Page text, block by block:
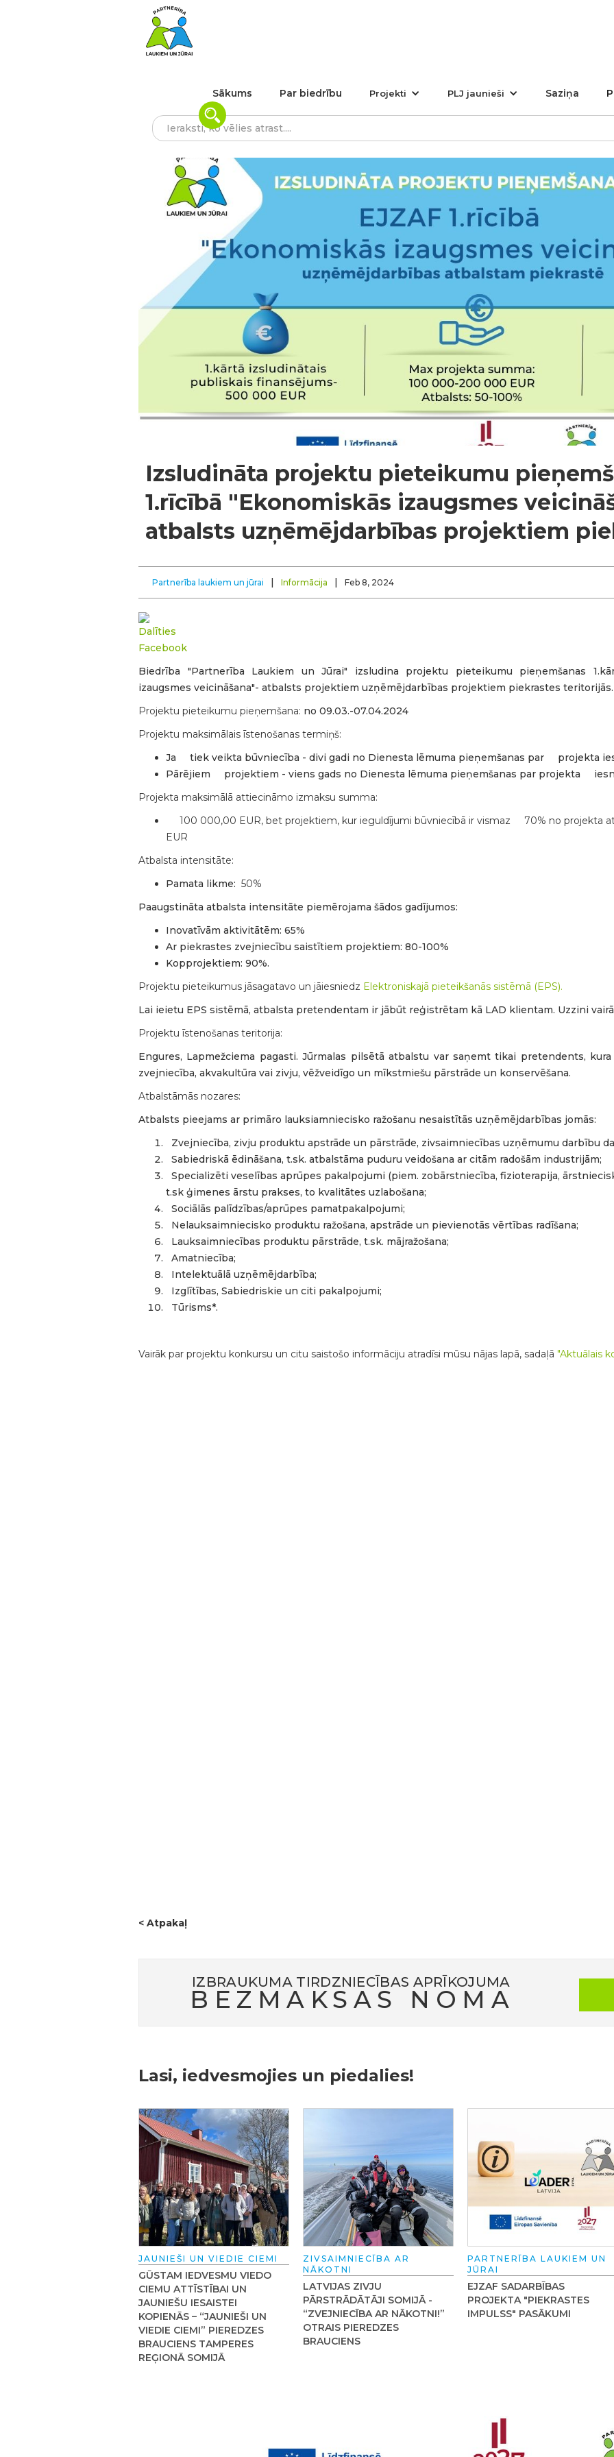
Sākums Par biedrību Projekti PLJ jaunieši Saziņa
Izsludināta projektu pieteikumu
1.rīcībā "Ekonomiskās izaugsmes
atbalsts uzņēmējdarbības projektiem
Partnerība laukiem un jūrai | Informācija | Feb 8, 2024
Biedrība "Partnerība Laukiem un Jūrai" izsludina projektu pieteikumu pieņemšanas
izaugsmes veicināšana"- atbalsts projektiem uzņēmējdarbības projektiem piekrastes teritorijās.
Projektu pieteikumu pieņemšana: no 09.03.-07.04.2024
Projektu maksimālais īstenošanas termiņš:
Ja tiek veikta būvniecība - divi gadi no Dienesta lēmuma pieņemšanas par projekta
Pārējiem projektiem - viens gads no Dienesta lēmuma pieņemšanas par projekta
Projekta maksimālā attiecināmo izmaksu summa:
100 000,00 EUR, bet projektiem, kur ieguldījumi būvniecībā ir vismaz 70% no projekta
EUR
Atbalsta intensitāte:
Pamata likme: 50%
Paaugstināta atbalsta intensitāte piemērojama šādos gadījumos:
Inovatīvām aktivitātēm: 65%
Ar piekrastes zvejniecību saistītiem projektiem: 80-100%
Kopprojektiem: 90%.
Projektu pieteikumus jāsagatavo un jāiesniedz Elektroniskajā pieteikšanās sistēmā (EPS).
Lai ieietu EPS sistēmā, atbalsta pretendentam ir jābūt reģistrētam kā LAD klientam. Uzzini
Projektu īstenošanas teritorija:
Engures, Lapmežciema pagasti. Jūrmalas pilsētā atbalstu var saņemt tikai pretendents,
zvejniecība, akvakultūra vai zivju, vēžveidīgo un mīkstmiešu pārstrāde un konservēšana.
Atbalstāmās nozares:
Atbalsts pieejams ar primāro lauksiamniecisko ražošanu nesaistītās uzņēmējdarbības jomās:
Zvejniecība, zivju produktu apstrāde un pārstrāde, zivsaimniecības uzņēmumu darbību
Sabiedriskā ēdināšana, t.sk. atbalstāma puduru veidošana ar citām radošām industrijām;
Specializēti veselības aprūpes pakalpojumi (piem. zobārstniecība, fizioterapija,
t.sk ģimenes ārstu prakses, to kvalitātes uzlabošana;
Sociālās palīdzības/aprūpes pamatpakalpojumi;
Nelauksaimniecisko produktu ražošana, apstrāde un pievienotās vērtības radīšana;
Lauksaimniecības produktu pārstrāde, t.sk. mājražošana;
Amatniecība;
Intelektuālā uzņēmējdarbība;
Izglītības, Sabiedriskie un citi pakalpojumi;
Tūrisms*.
Vairāk par projektu konkursu un citu saistošo informāciju atradīsi mūsu nājas lapā, sadaļā "Aktuālais
< Atpakaļ
IZBRAUKUMA TIRDZNIECĪBAS APRĪKOJUMA
BEZMAKSAS NOMA
Lasi, iedvesmojies un piedalies!
JAUNIEŠI UN VIEDIE CIEMI
GŪSTAM IEDVESMU VIEDO
CIEMU ATTĪSTĪBAI UN
JAUNIEŠU IESAISTEI
KOPIENĀS – “JAUNIEŠI UN
VIEDIE CIEMI” PIEREDZES
BRAUCIENS TAMPERES
REĢIONĀ SOMIJĀ
ZIVSAIMNIECĪBA AR
NĀKOTNI
LATVIJAS ZIVJU
PĀRSTRĀDĀTĀJI SOMIJĀ -
“ZVEJNIECĪBA AR NĀKOTNI!”
OTRAIS PIEREDZES
BRAUCIENS
PARTNERĪBA LAUKIEM UN
JŪRAI
EJZAF SADARBĪBAS
PROJEKTA "PIEKRASTES
IMPULSS" PASĀKUMI